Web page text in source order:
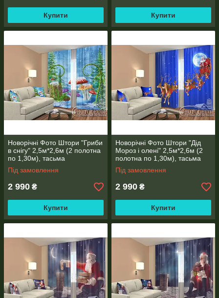
Купити Купити
Новорічні Фото Штори "Гриби
в снігу" 2,5м*2,6м (2 полотна
по 1,30м), тасьма
Під замовлення
2 990 ₴
Купити
Новорічні Фото Штори "Дід
Мороз і олені" 2,5м*2,6м (2
полотна по 1,30м), тасьма
Під замовлення
2 990 ₴
Купити